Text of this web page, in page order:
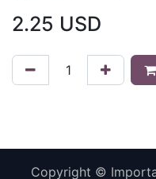
2.25 USD
Copyright ©